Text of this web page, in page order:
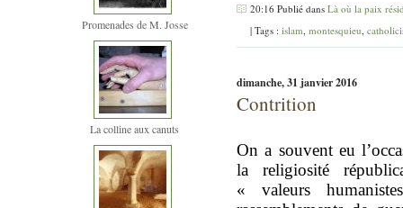
Promenades de M. Josse
La colline aux canuts
20:16 Publié dans Là où la paix
| Tags : islam montesquieu
dimanche, 31 janvier 2016
Contrition
On a souvent eu
la religiosité
« valeurs